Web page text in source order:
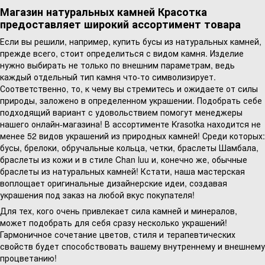
Магазин натуральных камней Красотка
предоставляет широкий ассортимент товара
Если вы решили, например, купить бусы из натуральных камней,
прежде всего, стоит определиться с видом камня. Изделие
нужно выбирать не только по внешним параметрам, ведь
каждый отдельный тип камня что-то символизирует.
Соответственно, то, к чему вы стремитесь и ожидаете от силы
природы, заложено в определенном украшении. Подобрать себе
подходящий вариант с удовольствием помогут менеджеры
нашего онлайн-магазина! В ассортименте Krasotka находится не
менее 52 видов украшений из природных камней! Среди которых:
бусы, брелоки, обручальные кольца, четки, браслеты Шамбала,
браслеты из кожи и в стиле Chan luu и, конечно же, обычные
браслеты из натуральных камней! Кстати, наша мастерская
воплощает оригинальные дизайнерские идеи, создавая
украшения под заказ на любой вкус покупателя!
Для тех, кого очень привлекает сила камней и минералов,
может подобрать для себя сразу несколько украшений!
Гармоничное сочетание цветов, стиля и терапевтических
свойств будет способствовать вашему внутреннему и внешнему
процветанию!